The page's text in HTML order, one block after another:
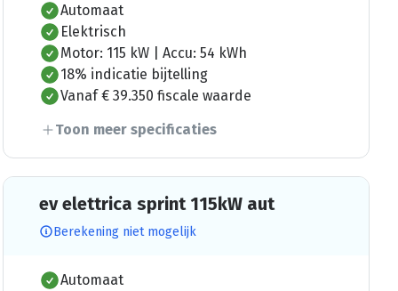
Automaat
Elektrisch
Motor: 115 kW | Accu: 54 kWh
18% indicatie bijtelling
Vanaf € 39.350 fiscale waarde
Toon meer specificaties
ev elettrica sprint 115kW aut
Berekening niet mogelijk
Automaat